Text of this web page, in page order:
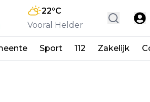
22°C
Vooral Helder
Sport 112 Zakelijk